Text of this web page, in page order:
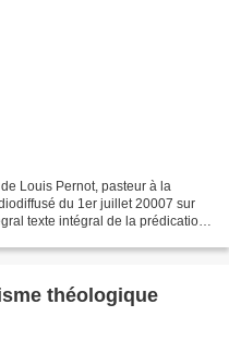
Louis Pernot, pasteur à la
du 1er juillet 20007 sur
texte intégral de la prédication:
théologique